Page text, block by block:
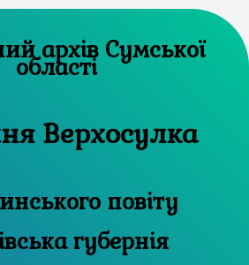
Сумської
області
Верхосулка
повіту
губернія